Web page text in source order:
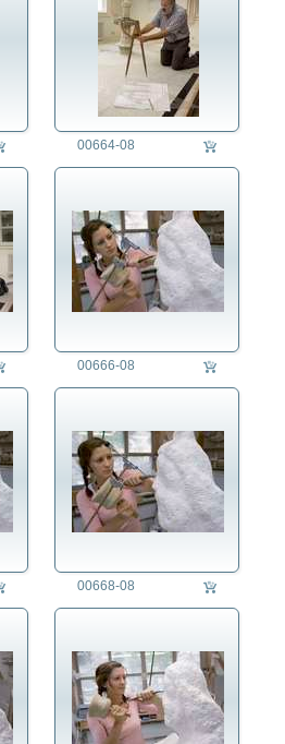
Energie
Ernährung
Erziehung
Fest/Festlichkeit
Freizeit
Kriminalität
Kunst
Länder
Landschaft
Lifestyle
Mensch
Natur
Philosophie
Politik
Regensburg
Sport
Umwelt
Verkehr
Wetter
00664-08
00666-08
00668-08